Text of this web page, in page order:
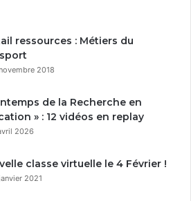
ressources : Métiers du
2018
de la Recherche en
» : 12 vidéos en replay
2026
classe virtuelle le 4 Février !
2021